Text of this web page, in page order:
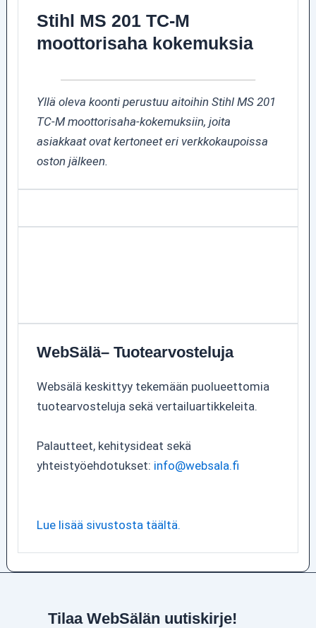
Stihl MS 201 TC-M
moottorisaha kokemuksia
Yllä oleva koonti perustuu aitoihin Stihl MS 201
TC-M moottorisaha-kokemuksiin, joita
asiakkaat ovat kertoneet eri verkkokaupoissa
oston jälkeen.
WebSälä– Tuotearvosteluja
Websälä keskittyy tekemään puolueettomia
tuotearvosteluja sekä vertailuartikkeleita.
Palautteet, kehitysideat sekä
yhteistyöehdotukset: info@websala.fi
Lue lisää sivustosta täältä.
Tilaa WebSälän uutiskirje!